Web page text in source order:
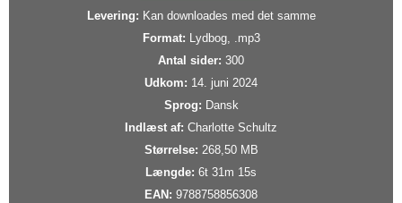
Levering: Kan downloades med det samme
Format: Lydbog, .mp3
Antal sider: 300
Udkom: 14. juni 2024
Sprog: Dansk
Indlæst af: Charlotte Schultz
Størrelse: 268,50 MB
Længde: 6t 31m 15s
EAN: 9788758856308